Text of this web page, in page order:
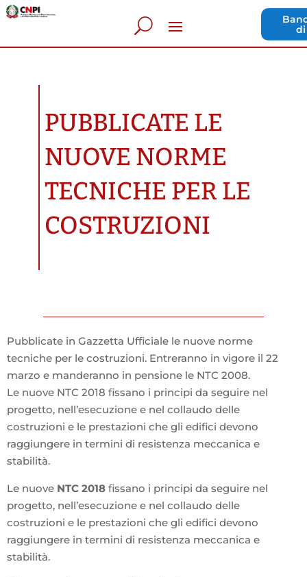
PUBBLICATE LE
NUOVE NORME
TECNICHE PER LE
COSTRUZIONI
Pubblicate in Gazzetta Ufficiale le nuove norme
tecniche per le costruzioni. Entreranno in vigore il 22
marzo e manderanno in pensione le NTC 2008.
Le nuove NTC 2018 fissano i principi da seguire nel
progetto, nell’esecuzione e nel collaudo delle
costruzioni e le prestazioni che gli edifici devono
raggiungere in termini di resistenza meccanica e
stabilità.
Le nuove NTC 2018 fissano i principi da seguire nel
progetto, nell’esecuzione e nel collaudo delle
costruzioni e le prestazioni che gli edifici devono
raggiungere in termini di resistenza meccanica e
stabilità.